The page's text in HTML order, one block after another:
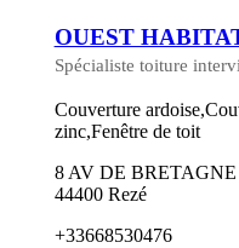
OUEST
Spécialiste toiture
Couverture
zinc,Fenêtre de toit
8 AV DE BRETAGNE
44400 Rezé
+33668530476